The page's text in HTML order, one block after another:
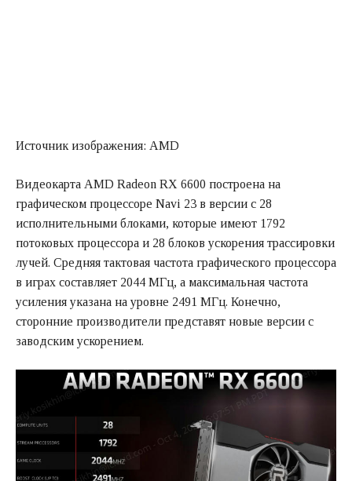
Источник изображения: AMD
Видеокарта AMD Radeon RX 6600 построена на
графическом процессоре Navi 23 в версии с 28
исполнительными блоками, которые имеют 1792
потоковых процессора и 28 блоков ускорения трассировки
лучей. Средняя тактовая частота графического процессора
в играх составляет 2044 МГц, а максимальная частота
усиления указана на уровне 2491 МГц. Конечно,
сторонние производители представят новые версии с
заводским ускорением.